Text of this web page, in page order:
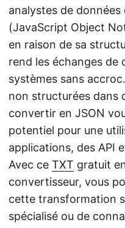
analystes de données
(JavaScript Object
en raison de sa
rend les échanges de
systèmes sans
non structurées dans
convertir en JSON
potentiel pour une
applications, des API
Avec ce TXT gratuit
convertisseur, vous
cette transformation
spécialisé ou de